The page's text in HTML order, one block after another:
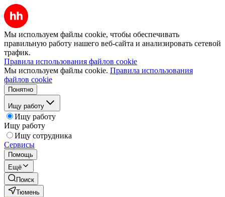
Мы используем файлы cookie, чтобы обеспечивать
правильную работу нашего веб-сайта и анализировать сетевой
трафик.
Правила использования файлов cookie
Мы используем файлы cookie. Правила использования
файлов cookie
Понятно
Ищу работу
Ищу работу
Ищу работу
Ищу сотрудника
Сервисы
Помощь
Ещё
Поиск
Тюмень